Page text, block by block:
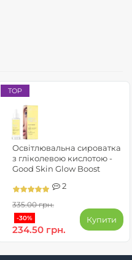
TOP
Освітлювальна сироватка
з гліколевою кислотою -
Good Skin Glow Boost
2
335.00 грн.
-30%
234.50 грн.
Купити